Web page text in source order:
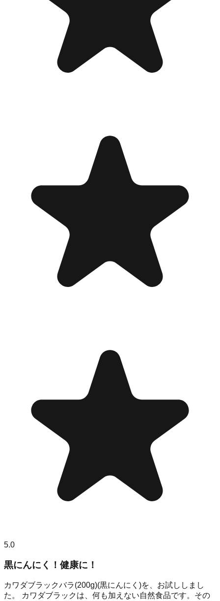
5.0
黒にんにく！健康に！
カワダブラックバラ(200g)(黒にんにく)を、お試ししまし
た。 カワダブラックは、何も加えない自然食品です。その